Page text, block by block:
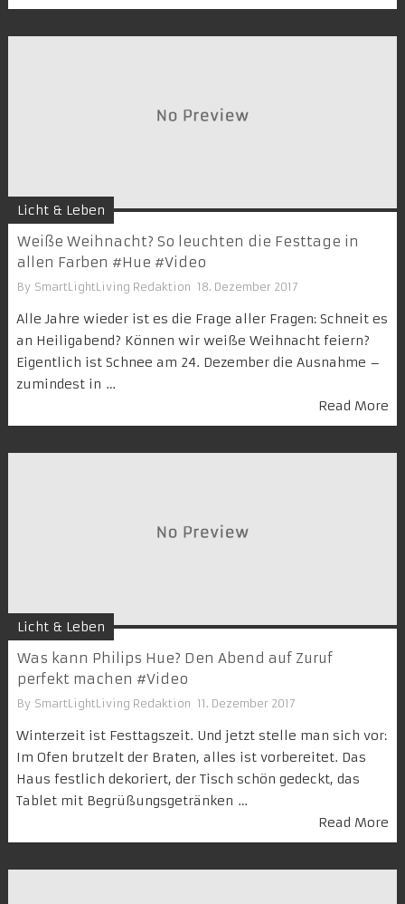
Licht & Leben
Weiße Weihnacht? So leuchten die Festtage in
allen Farben #Hue #Video
By SmartLightLiving Redaktion 18. Dezember 2017
Alle Jahre wieder ist es die Frage aller Fragen: Schneit es
an Heiligabend? Können wir weiße Weihnacht feiern?
Eigentlich ist Schnee am 24. Dezember die Ausnahme –
zumindest in …
Read More
Licht & Leben
Was kann Philips Hue? Den Abend auf Zuruf
perfekt machen #Video
By SmartLightLiving Redaktion 11. Dezember 2017
Winterzeit ist Festtagszeit. Und jetzt stelle man sich vor:
Im Ofen brutzelt der Braten, alles ist vorbereitet. Das
Haus festlich dekoriert, der Tisch schön gedeckt, das
Tablet mit Begrüßungsgetränken …
Read More